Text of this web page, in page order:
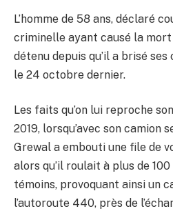
L’homme de 58 ans, déclaré
criminelle ayant causé la
détenu depuis qu’il a brisé
le 24 octobre dernier.
Les faits qu’on lui reproche
2019, lorsqu’avec son camion
Grewal a embouti une file de
alors qu’il roulait à plus de
témoins, provoquant ainsi un
l’autoroute 440, près de